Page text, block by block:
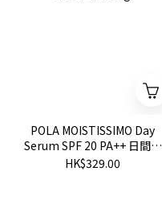
POLA MOISTISSIMO Day
Serum SPF 20 PA++ 日間精
華調色霜 30g
HK$329.00